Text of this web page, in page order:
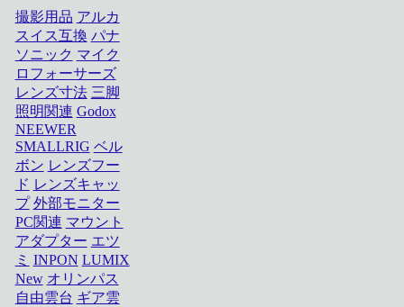
撮影用品 アルカ
スイス互換 パナ
ソニック マイク
ロフォーサーズ
レンズ寸法 三脚
照明関連 Godox
NEEWER
SMALLRIG ベル
ボン レンズフー
ド レンズキャッ
プ 外部モニター
PC関連 マウント
アダプター エツ
ミ INPON LUMIX
New オリンパス
自由雲台 ギア雲